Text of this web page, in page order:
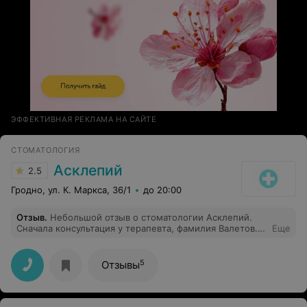
ЭФФЕКТИВНАЯ РЕКЛАМА НА САЙТЕ
СТОМАТОЛОГИЯ
2.5 Асклепий
Гродно, ул. К. Маркса, 36/1 до 20:00
Отзыв. Небольшой отзыв о стоматологии Асклепий.
Сначала консультация у терапевта, фамилия Валетов.
не будет. Потом консультация у ортопеда, написал
план лечения. Опять записали на лечение к Валетову.
После неудачной попытки перелечить каналы и
изучения снимков опять отправляет к ортопеду,
который разводит руками и говорит, что они ничего не
Еще
Отзывы5